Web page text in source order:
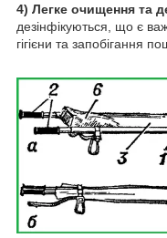
4) Легке очищення та
дезінфікуються, що є
гігієни та запобігання